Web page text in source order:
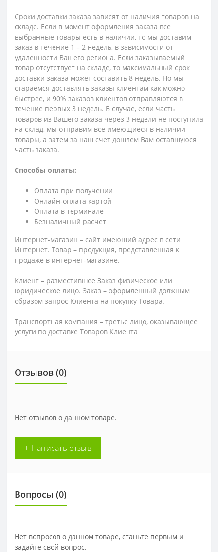
Сроки доставки заказа зависят от наличия товаров на
складе. Если в момент оформления заказа все
выбранные товары есть в наличии, то мы доставим
заказ в течение 1 – 2 недель, в зависимости от
удаленности Вашего региона. Если заказываемый
товар отсутствует на складе, то максимальный срок
доставки заказа может составить 8 недель. Но мы
стараемся доставлять заказы клиентам как можно
быстрее, и 90% заказов клиентов отправляются в
течение первых 3 недель. В случае, если часть
товаров из Вашего заказа через 3 недели не поступила
на склад, мы отправим все имеющиеся в наличии
товары, а затем за наш счет дошлем Вам оставшуюся
часть заказа.
Способы оплаты:
Оплата при получении
Онлайн-оплата картой
Оплата в терминале
Безналичный расчет
Интернет-магазин – сайт имеющий адрес в сети
Интернет. Товар – продукция, представленная к
продаже в интернет-магазине.
Клиент – разместившее Заказ физическое или
юридическое лицо. Заказ – оформленный должным
образом запрос Клиента на покупку Товара.
Транспортная компания – третье лицо, оказывающее
услуги по доставке Товаров Клиента
Отзывов (0)
Нет отзывов о данном товаре.
+ Написать отзыв
Вопросы (0)
Нет вопросов о данном товаре, станьте первым и
задайте свой вопрос.